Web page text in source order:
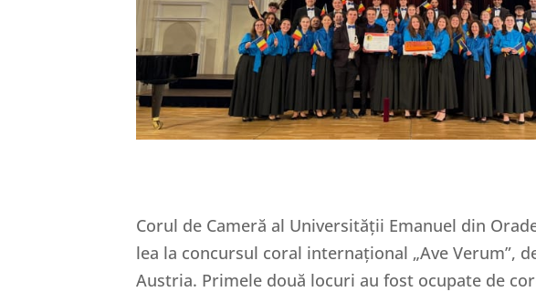
Corul de Cameră al Universității Emanuel din
lea la concursul coral internațional „Ave Verum”,
Austria. Primele două locuri au fost ocupate de